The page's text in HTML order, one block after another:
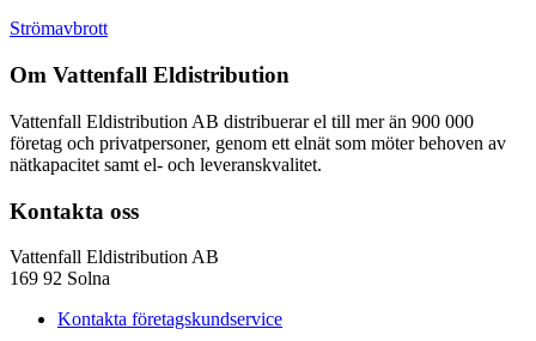
Strömavbrott
Om Vattenfall Eldistribution
Vattenfall Eldistribution AB distribuerar el till mer än 900 000
företag och privatpersoner, genom ett elnät som möter behoven av
nätkapacitet samt el- och leveranskvalitet.
Kontakta oss
Vattenfall Eldistribution AB
169 92 Solna
Kontakta företagskundservice